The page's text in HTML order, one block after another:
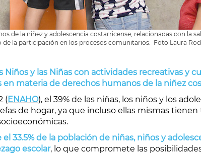
de la niñez y adolescencia costarricense, relacionadas con la
la participación en los procesos comunitarios. Foto Laura
y las Niñas con actividades recreativas y
materia de derechos humanos de la niñez
(ENAHO), el 39% de las niñas, los niños y los
de hogar, ya que incluso ellas mismas
el 33.5% de la población de niñas, niños y
escolar, lo que compromete las